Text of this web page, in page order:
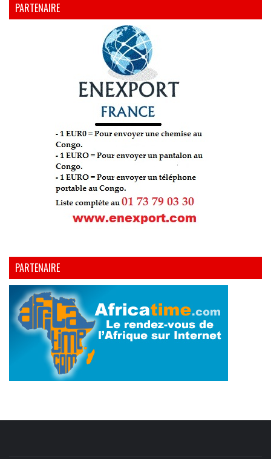
PARTENAIRE
PARTENAIRE